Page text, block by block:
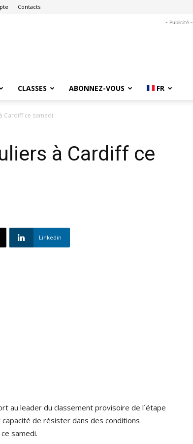
Contacts
- Publicité -
CLASSES ABONNEZ-VOUS FR
Cardiff ce samedi
à Cardiff ce
Linkedin
au leader du classement provisoire de l´étape
de résister dans des conditions
samedi.